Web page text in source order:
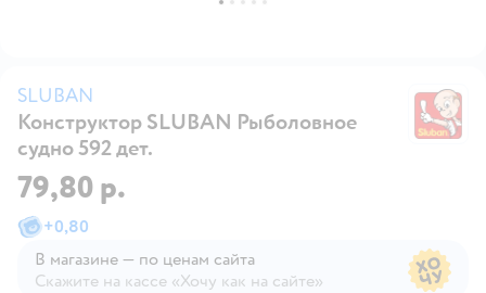
SLUBAN
Конструктор SLUBAN Рыболовное
судно 592 дет.
79,80 р.
+0,80
В магазине — по ценам сайта
Скажите на кассе «Хочу как на сайте»